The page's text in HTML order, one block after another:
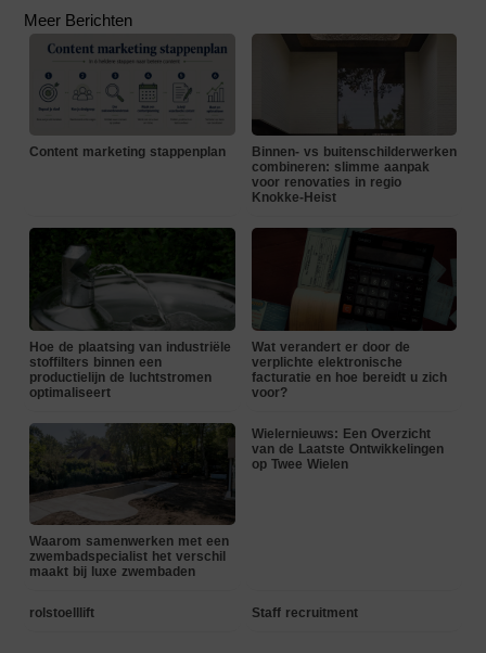
Meer Berichten
Content marketing stappenplan
Binnen- vs buitenschilderwerken
combineren: slimme aanpak
voor renovaties in regio
Knokke-Heist
Hoe de plaatsing van industriële
stoffilters binnen een
productielijn de luchtstromen
optimaliseert
Wat verandert er door de
verplichte elektronische
facturatie en hoe bereidt u zich
voor?
Waarom samenwerken met een
zwembadspecialist het verschil
maakt bij luxe zwembaden
Wielernieuws: Een Overzicht
van de Laatste Ontwikkelingen
op Twee Wielen
rolstoelllift Staff recruitment